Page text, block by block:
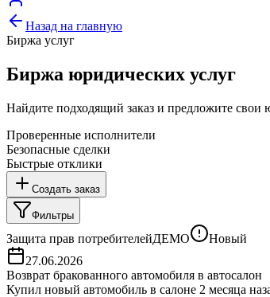
Назад на главную
Биржа услуг
Биржа юридических услуг
Найдите подходящий заказ и предложите свои
Проверенные исполнители
Безопасные сделки
Быстрые отклики
Создать заказ
Фильтры
Защита прав потребителейДЕМО
Новый
27.06.2026
Возврат бракованного автомобиля в автосалон
Купил новый автомобиль в салоне 2 месяца